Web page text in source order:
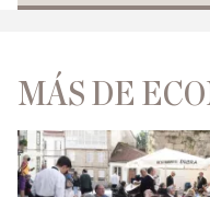
MÁS DE